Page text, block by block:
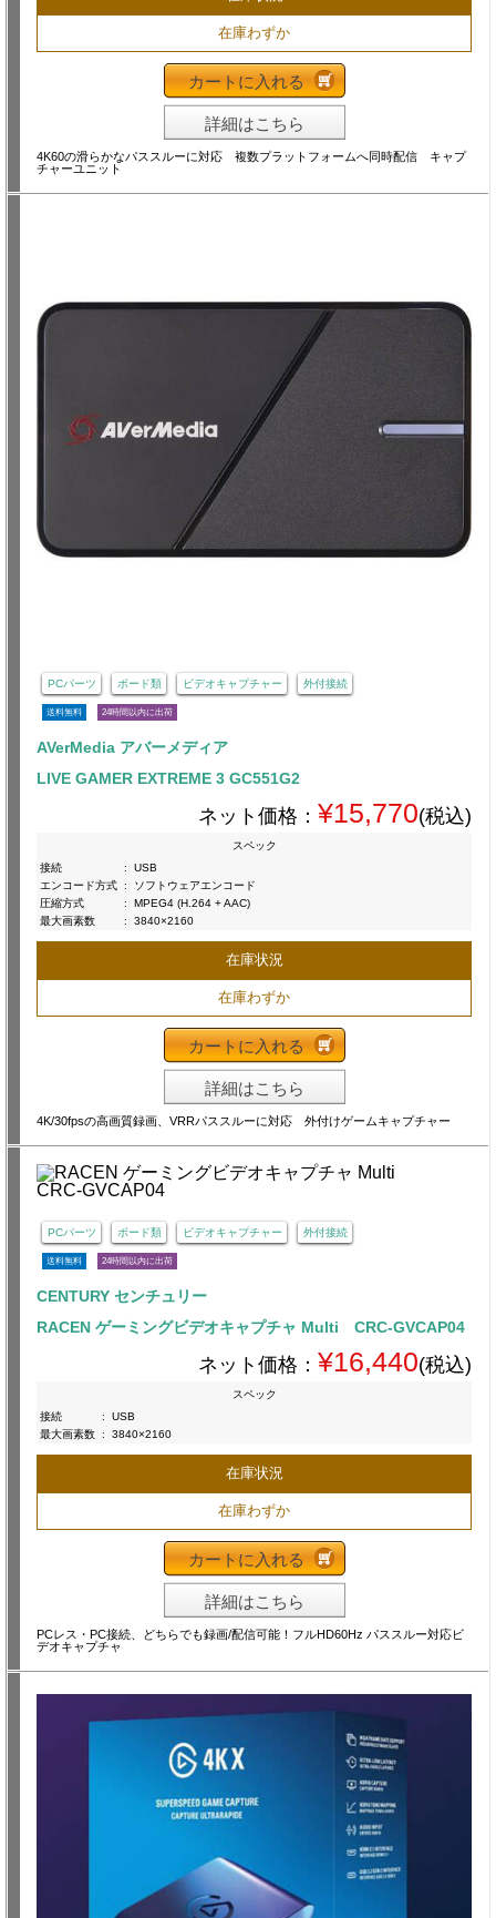
在庫わずか
カートに入れる
詳細はこちら
4K60の滑らかなパススルーに対応 複数プラットフォームへ同時配信 キャプ
チャーユニット
PCパーツ ボード類 ビデオキャプチャー 外付接続
送料無料 24時間以内に出荷
AVerMedia アバーメディア
LIVE GAMER EXTREME 3 GC551G2
ネット価格： ¥15,770(税込)
スペック
接続
:
USB
エンコード方式 :
ソフトウェアエンコード
圧縮方式
:
MPEG4 (H.264 + AAC)
最大画素数
: 3840×2160
在庫状況
在庫わずか
カートに入れる
詳細はこちら
4K/30fpsの高画質録画、VRRパススルーに対応 外付けゲームキャプチャー
PCパーツ ボード類 ビデオキャプチャー 外付接続
送料無料 24時間以内に出荷
CENTURY センチュリー
RACEN ゲーミングビデオキャプチャ Multi CRC-GVCAP04
ネット価格： ¥16,440(税込)
スペック
接続
:
USB
最大画素数 : 3840×2160
在庫状況
在庫わずか
カートに入れる
詳細はこちら
PCレス・PC接続、どちらでも録画/配信可能！フルHD60Hz パススルー対応ビ
デオキャプチャ